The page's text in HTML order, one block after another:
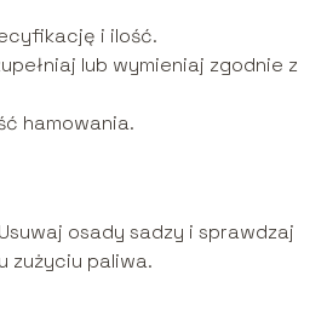
i ilość.
lub wymieniaj zgodnie z
hamowania.
osady sadzy i sprawdzaj
zużyciu paliwa.